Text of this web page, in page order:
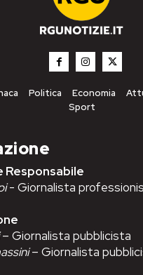
Politica Economia
Sport
- Giornalista
– Giornalista pubblicista
– Giornalista